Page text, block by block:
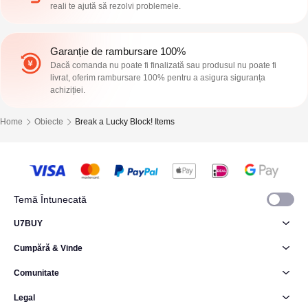
reali te ajută să rezolvi problemele.
Garanție de rambursare 100%
Dacă comanda nu poate fi finalizată sau produsul nu poate fi
livrat, oferim rambursare 100% pentru a asigura siguranța
achiziției.
Home Obiecte Break a Lucky Block! Items
Temă Întunecată
U7BUY
Cumpără & Vinde
Comunitate
Legal